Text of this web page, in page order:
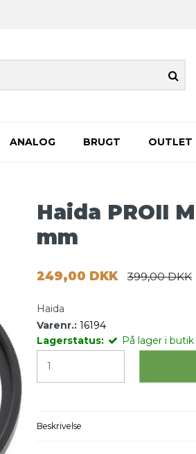
ANALOG BRUGT OUTLET
Haida PROII
mm
249,00 DKK 399,00 DKK
Haida
Varenr.: 16194
Lagerstatus:
På lager i butik
Beskrivelse